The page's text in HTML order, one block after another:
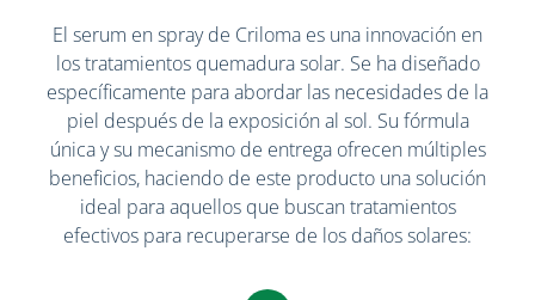
El serum en spray de Criloma es una innovación en
los tratamientos quemadura solar. Se ha diseñado
específicamente para abordar las necesidades de la
piel después de la exposición al sol. Su fórmula
única y su mecanismo de entrega ofrecen múltiples
beneficios, haciendo de este producto una solución
ideal para aquellos que buscan tratamientos
efectivos para recuperarse de los daños solares: